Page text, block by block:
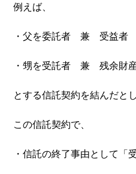
例えば、
・父を委託者 兼 受益者
・甥を受託者 兼 残余財
とする信託契約を結んだとし
この信託契約で、
・信託の終了事由として「